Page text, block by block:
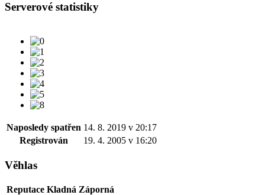
Serverové statistiky
Naposledy spatřen 14. 8. 2019 v 20:17
Registrován
19. 4. 2005 v 16:20
Věhlas
Reputace Kladná Záporná